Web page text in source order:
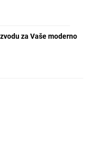
za Vaše moderno